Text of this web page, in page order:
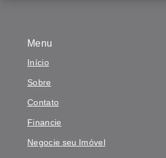
Menu
Início
Sobre
Contato
Financie
Negocie seu Imóvel